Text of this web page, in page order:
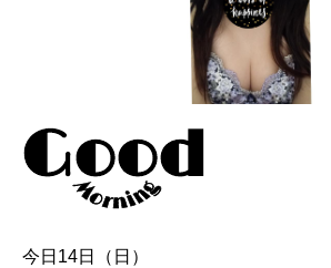
今日14日（日）